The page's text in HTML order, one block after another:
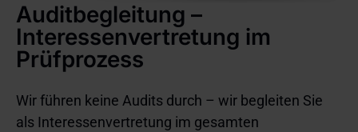
Auditbegleitung –
Interessenvertretung im
Prüfprozess
Wir führen keine Audits durch – wir begleiten Sie
als Interessenvertretung im gesamten